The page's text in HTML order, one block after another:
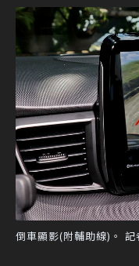
倒車顯影(附輔助線)。